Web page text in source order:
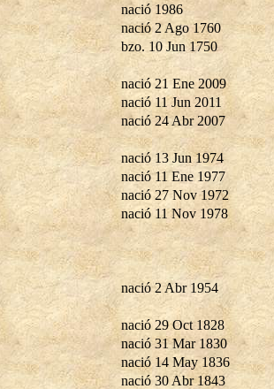
nació 1986
nació 2 Ago 1760
bzo. 10 Jun 1750
nació 21 Ene 2009
nació 11 Jun 2011
nació 24 Abr 2007
nació 13 Jun 1974
nació 11 Ene 1977
nació 27 Nov 1972
nació 11 Nov 1978
nació 2 Abr 1954
nació 29 Oct 1828
nació 31 Mar 1830
nació 14 May 1836
nació 30 Abr 1843